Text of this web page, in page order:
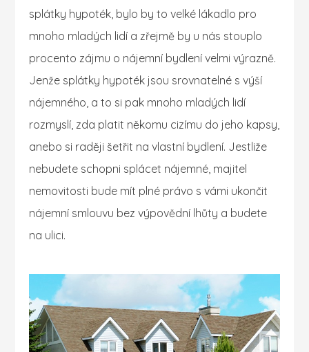
splátky hypoték, bylo by to velké lákadlo pro
mnoho mladých lidí a zřejmě by u nás stouplo
procento zájmu o nájemní bydlení velmi výrazně.
Jenže splátky hypoték jsou srovnatelné s výší
nájemného, a to si pak mnoho mladých lidí
rozmyslí, zda platit někomu cizímu do jeho kapsy,
anebo si raději šetřit na vlastní bydlení. Jestliže
nebudete schopni splácet nájemné, majitel
nemovitosti bude mít plné právo s vámi ukončit
nájemní smlouvu bez výpovědní lhůty a budete
na ulici.